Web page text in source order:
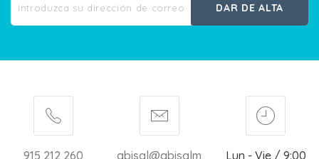
DAR DE ALTA
915 212 260
abisal@abisalm
Lun - Vie / 9:00